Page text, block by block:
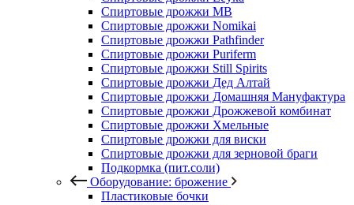
Спиртовые дрожжи MB
Спиртовые дрожжи Nomikai
Спиртовые дрожжи Pathfinder
Спиртовые дрожжи Puriferm
Спиртовые дрожжи Still Spirits
Спиртовые дрожжи Дед Алтай
Спиртовые дрожжи Домашняя Мануфактура
Спиртовые дрожжи Дрожжевой комбинат
Спиртовые дрожжи Хмельные
Спиртовые дрожжи для виски
Спиртовые дрожжи для зерновой браги
Подкормка (пит.соли)
Оборудование: брожение
Пластиковые бочки